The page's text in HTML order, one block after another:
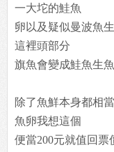
一大坨的鮭魚
卵以及疑似曼波魚
這裡頭部分
旗魚會變成鮭魚生
除了魚鮮本身都相
魚卵我想這個
便當200元就值回